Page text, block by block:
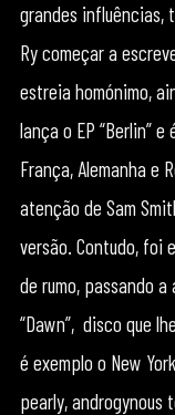
grandes influências,
Ry começar a
estreia homónimo,
lança o EP “Berlin”
França, Alemanha e
atenção de Sam
versão. Contudo, foi
de rumo, passando a
“Dawn”, disco que
é exemplo o New
pearly, androgynous